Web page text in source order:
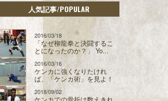
人気記事/POPULAR
2016/03/18
「なぜ柳龍拳と決闘するこ
とになったのか？」 Yo...
2016/03/16
ケンカに強くなりたけれ
ば、「ケンカ術」を見よ！
2018/09/02